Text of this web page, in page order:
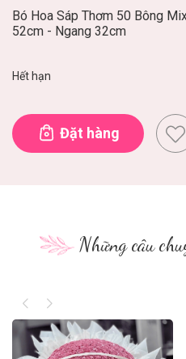
Bó Hoa Sáp Thơm 50 Bông
52cm - Ngang 32cm
Hết hạn
Đặt hàng
Những câu